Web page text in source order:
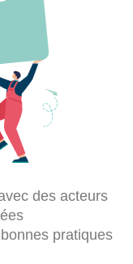
des acteurs
pratiques